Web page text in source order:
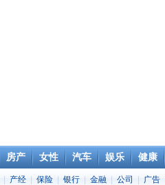
房产 女性 汽车 娱乐 健康
产经 保险 银行 金融 公司 广告